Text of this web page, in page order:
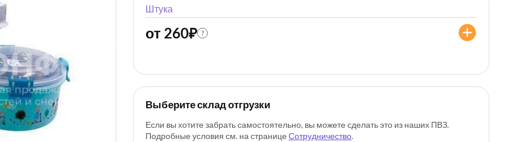
Штука
от 260₽ ?
Выберите склад отгрузки
Если вы хотите забрать самостоятельно, вы можете сделать это из наших ПВЗ.
Подробные условия см. на странице Сотрудничество.